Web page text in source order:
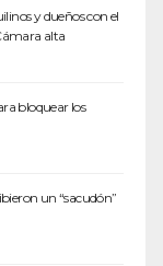
y dueños con el
alta
bloquear los
un “sacudón”